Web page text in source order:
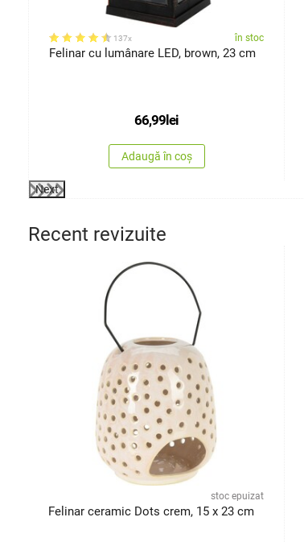
137x în stoc
Felinar cu lumânare LED, brown, 23 cm
66,99lei
Adaugă în coș
Next
Recent revizuite
stoc epuizat
Felinar ceramic Dots crem, 15 x 23 cm